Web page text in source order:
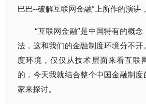
巴巴--破解互联网金融”上所作的演
“互联网金融”是中国特有的概
法，这和我们的金融制度环境分不开
度环境，仅仅从技术层面来看互联
的，今天我就结合整个中国金融制
家来探讨。